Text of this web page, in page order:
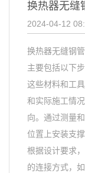
换热器无缝
2024-04-12
换热器无缝钢
主要包括以下
这些材料和工
和实际施工情
向。通过测量
位置上安装支
根据设计要求
的连接方式，